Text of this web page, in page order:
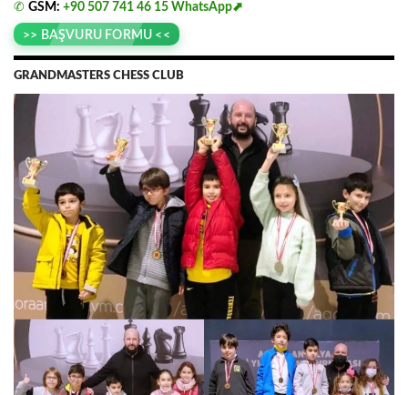
✆ GSM: +90 507 741 46 15 WhatsApp⬈
>> BAŞVURU FORMU <<
GRANDMASTERS CHESS CLUB